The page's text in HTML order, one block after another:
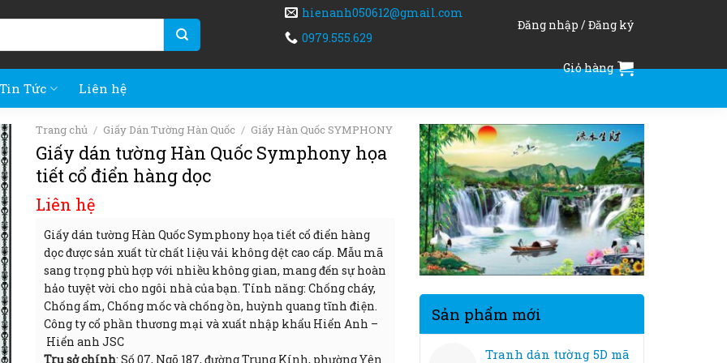
hienanh050612@gmail.com
0979.555.629
Đăng nhập / Đăng ký
Giỏ hàng
Tin Tức Liên hệ
Trang chủ / Giấy Dán Tường Hàn Quốc / Giấy Hàn Quốc SYMPHONY
Giấy dán tường Hàn Quốc Symphony họa
tiết cổ điển hàng dọc
Liên hệ
Giấy dán tường Hàn Quốc Symphony họa tiết cổ điển hàng
dọc được sản xuất từ chất liệu vải không dệt cao cấp. Mẫu mã
sang trọng phù hợp với nhiều không gian, mang đến sự hoàn
hảo tuyệt vời cho ngôi nhà của bạn. Tính năng: Chống cháy,
Chống ẩm, Chống mốc và chống ồn, huỳnh quang tĩnh điện.
Công ty cổ phần thương mại và xuất nhập khẩu Hiển Anh –
Hiển anh JSC
Trụ sở chính: Số 07, Ngõ 187, đường Trung Kính, phường Yên
Sản phẩm mới
Tranh dán tường 5D mã